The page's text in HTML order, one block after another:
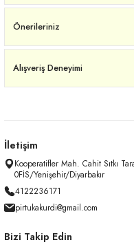
Önerileriniz
Alışveriş Deneyimi
İletişim
Kooperatifler Mah. Cahit Sıtkı
0FİS/Yenişehir/Diyarbakır
4122236171
pirtukakurdi@gmail.com
Bizi Takip Edin